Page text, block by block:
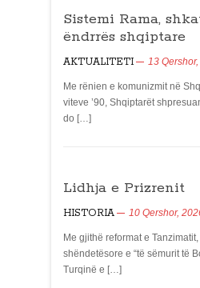
Sistemi Rama,
ëndrrës shqiptare
AKTUALITETI 13
Me rënien e komunizmit në
viteve ’90, Shqiptarët
do […]
Lidhja e Prizrenit
HISTORIA 10 Qershor,
Me gjithë reformat e
shëndetësore e “të sëmurit të
Turqinë e […]